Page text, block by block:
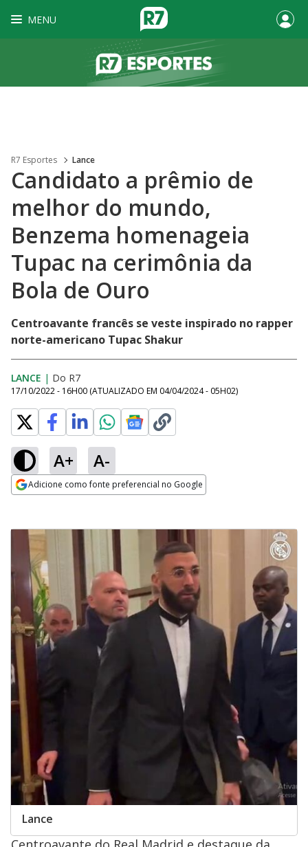
MENU
R7 Esportes Lance
Candidato a prêmio de
melhor do mundo,
Benzema homenageia
Tupac na cerimônia da
Bola de Ouro
Centroavante francês se veste inspirado no rapper
norte-americano Tupac Shakur
LANCE | Do R7
17/10/2022 - 16H00 (ATUALIZADO EM 04/04/2024 - 05H02)
A+ A-
Adicione como fonte preferencial no Google
Lance